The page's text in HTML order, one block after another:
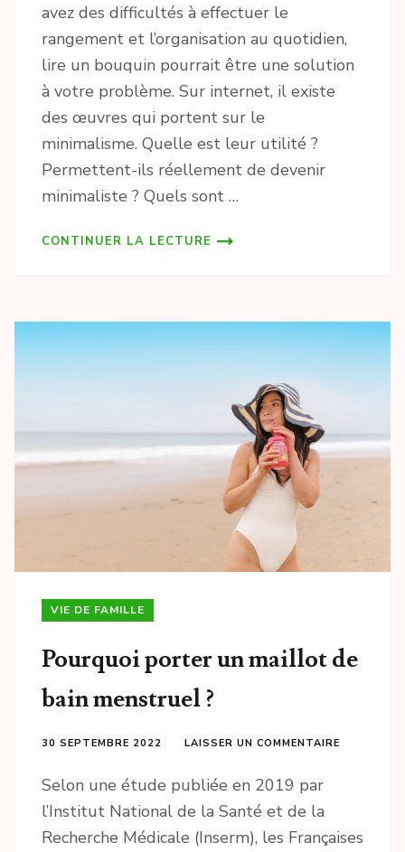
avez des difficultés à effectuer le
rangement et l’organisation au quotidien,
lire un bouquin pourrait être une solution
à votre problème. Sur internet, il existe
des œuvres qui portent sur le
minimalisme. Quelle est leur utilité ?
Permettent-ils réellement de devenir
minimaliste ? Quels sont …
CONTINUER LA LECTURE
VIE DE FAMILLE
Pourquoi porter un maillot de
bain menstruel ?
30 SEPTEMBRE 2022 LAISSER UN COMMENTAIRE
Selon une étude publiée en 2019 par
l’Institut National de la Santé et de la
Recherche Médicale (Inserm), les Françaises